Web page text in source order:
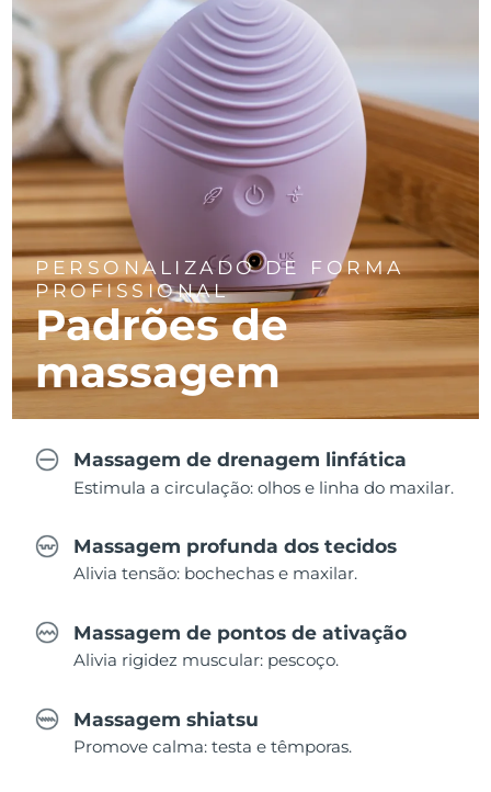
PERSONALIZADO DE FORMA
PROFISSIONAL
Padrões de
massagem
Massagem de drenagem linfática
Estimula a circulação: olhos e linha do maxilar.
Massagem profunda dos tecidos
Alivia tensão: bochechas e maxilar.
Massagem de pontos de ativação
Alivia rigidez muscular: pescoço.
Massagem shiatsu
Promove calma: testa e têmporas.